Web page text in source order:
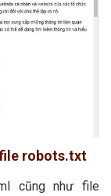
robots.txt
cũng như file